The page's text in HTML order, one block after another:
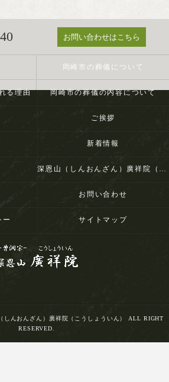
お問い合わせはこちら
岡崎市の葬儀について
る理由 岡崎市の葬儀の内容について
ご挨拶
新着情報
深恩山（しんおんざん）廣祥院（こうしょういん）
お問い合わせ
ー サイトマップ
しんおんざん）廣祥院（こうしょういん） ALL RIGHT
RESERVED.